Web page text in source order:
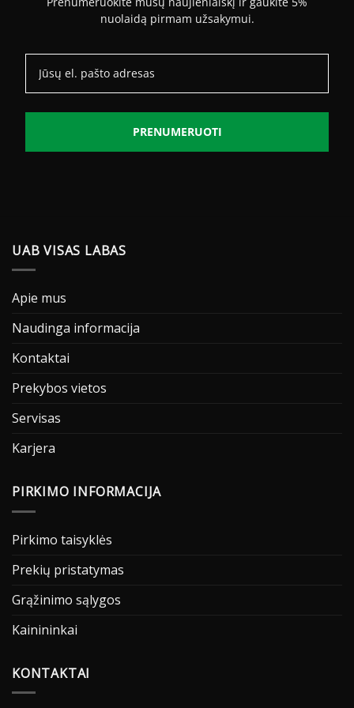
nuolaidą pirmam užsakymui.
PRENUMERUOTI
UAB VISAS LABAS
Apie mus
Naudinga informacija
Kontaktai
Prekybos vietos
Servisas
Karjera
PIRKIMO INFORMACIJA
Pirkimo taisyklės
Prekių pristatymas
Grąžinimo sąlygos
Kainininkai
KONTAKTAI